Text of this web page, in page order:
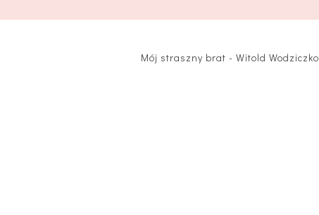
Mój straszny brat - Witold Wodziczko